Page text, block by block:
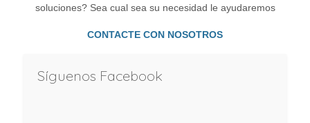
soluciones? Sea cual sea su necesidad le ayudaremos
CONTACTE CON NOSOTROS
Síguenos Facebook